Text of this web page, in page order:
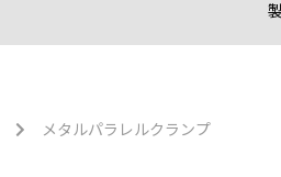
メタルパラレルクランプ